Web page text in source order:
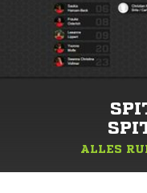
ALLES